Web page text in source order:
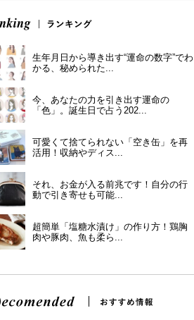
生年月日から導き出す“運命の数字”でわ
かる、秘められた...
今、あなたの力を引き出す運命の
「色」。誕生日で占う202...
可愛くて捨てられない「空き缶」を再
活用！収納やディス...
それ、お金が入る前兆です！自分の行
動で引き寄せも可能...
超簡単「塩糖水漬け」の作り方！鶏胸
肉や豚肉、魚も柔ら...